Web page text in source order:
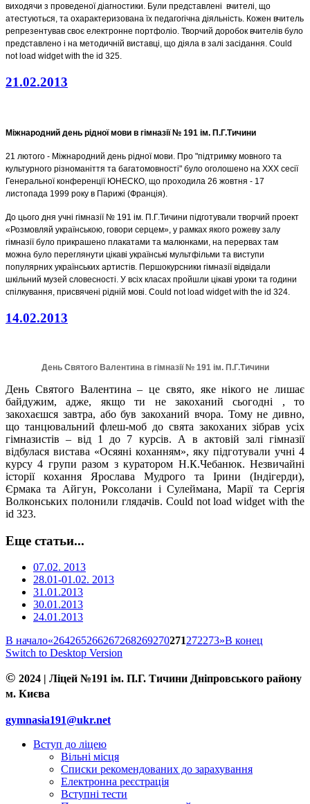
виходячи з проведеної діагностики. Були представлені вчителі, що
атестуються, та охарактеризована їх педагогічна діяльність. Кожен вчитель
репрезентував своє електронне портфоліо. Творчий доробок вчителів було
представлено і на методичній виставці, що діяла в залі засідання. Could
not load widget with the id 325.
21.02.2013
Міжнародний день рідної мови в гімназії № 191 ім. П.Г.Тичини
21 лютого - Міжнародний день рідної мови. Про "підтримку мовного та
культурного різноманіття та багатомовності" було оголошено на ХХХ сесії
Генеральної конференції ЮНЕСКО, що проходила 26 жовтня - 17
листопада 1999 року в Парижі (Франція).
До цього дня учні гімназії № 191 ім. П.Г.Тичини підготували творчий проект
«Розмовляй українською, говори серцем», у рамках якого рожеву залу
гімназії було прикрашено плакатами та малюнками, на перервах там
можна було переглянути цікаві українські мультфільми та виступи
популярних українських артистів. Першокурсники гімназії відвідали
шкільний музей словесності. У всіх класах пройшли цікаві уроки та години
спілкування, присвячені рідній мові. Could not load widget with the id 324.
14.02.2013
День Святого Валентина в гімназії № 191 ім. П.Г.Тичини
День Святого Валентина – це свято, яке нікого не лишає
байдужим, адже, якщо ти не закоханий сьогодні , то
закохаєшся завтра, або був закоханий вчора. Тому не дивно,
що танцювальний флеш-моб до свята закоханих зібрав усіх
гімназистів – від 1 до 7 курсів. А в актовій залі гімназії
відбулася вистава «Осяяні коханням», яку підготували учні 4
курсу 4 групи разом з куратором Н.К.Чебанюк. Незвичайні
історії кохання Ярослава Мудрого та Ірини (Індігерди),
Єрмака та Айгун, Роксолани і Сулеймана, Марії та Сергія
Волконських полонили глядачів. Could not load widget with the
id 323.
Еще статьи...
07.02. 2013
28.01-01.02. 2013
31.01.2013
30.01.2013
24.01.2013
В начало«264265266267268269270271272273»В конец
Switch to Desktop Version
© 2024 | Ліцей №191 ім. П.Г. Тичини Дніпровського району
м. Києва
gymnasia191@ukr.net
Вступ до ліцею
Вільні місця
Списки рекомендованих до зарахування
Електронна реєстрація
Вступні тести